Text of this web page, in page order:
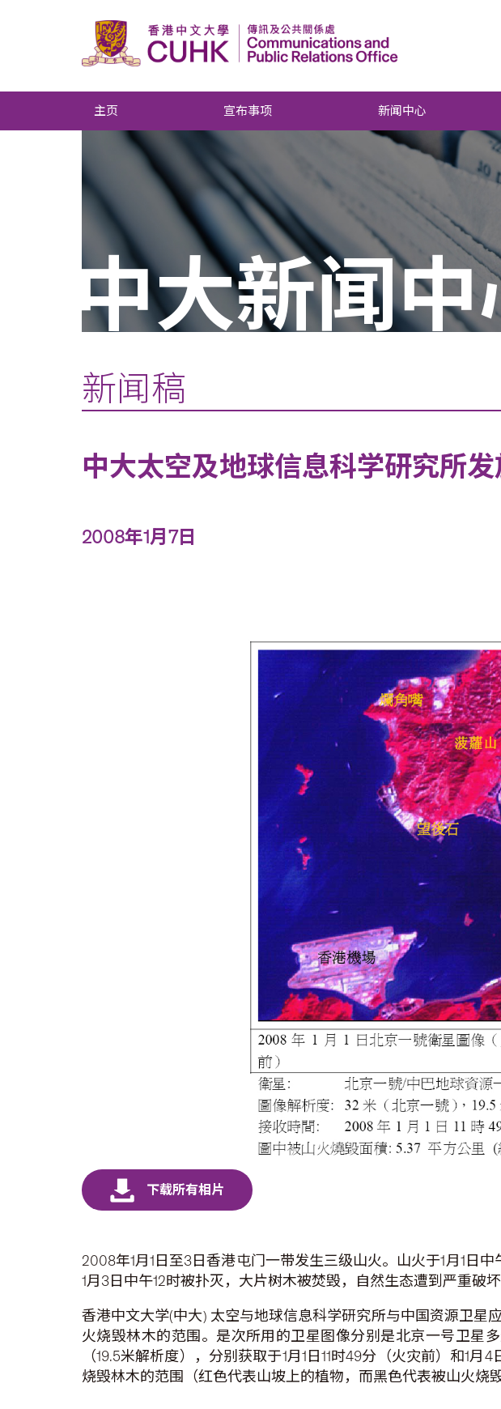
主页 宣布事项 新闻中心
中大新闻中
新闻稿
中大太空及地球信息科学研究所
2008年1月7日
2008年1月1日至3日香港屯门一带发生三级山火。山火于1月1日
1月3日中午12时被扑灭，大片树木被焚毁，自然生态遭到严重破坏
香港中文大学(中大) 太空与地球信息科学研究所与中国资源卫
火烧毁林木的范围。是次所用的卫星图像分别是北京一号卫星
（19.5米解析度），分别获取于1月1日11时49分（火灾前）和1
烧毁林木的范围（红色代表山坡上的植物，而黑色代表被山火烧